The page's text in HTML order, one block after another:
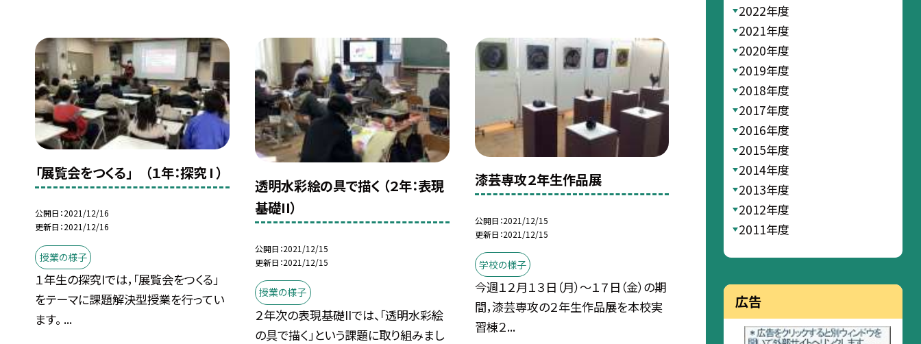
「展覧会をつくる」 （１年：探究 I ）
公開日 2021/12/16
更新日 2021/12/16
授業の様子
１年生の探究Iでは，「展覧会をつくる」
をテーマに課題解決型授業を行ってい
ます。 ...
透明水彩絵の具で描く （２年：表現
基礎II）
公開日 2021/12/15
更新日 2021/12/15
授業の様子
２年次の表現基礎IIでは、「透明水彩絵
の具で描く」という課題に取り組みまし
漆芸専攻２年生作品展
公開日 2021/12/15
更新日 2021/12/15
学校の様子
今週１２月１３日（月）〜１７日（金）の期
間，漆芸専攻の２年生作品展を本校実
習棟２...
2022年度
2021年度
2020年度
2019年度
2018年度
2017年度
2016年度
2015年度
2014年度
2013年度
2012年度
2011年度
広告